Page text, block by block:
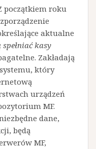
początkiem roku
aktualne
kasy
Zakładają
który
urządzeń
MF.
dane,
będą
MF,